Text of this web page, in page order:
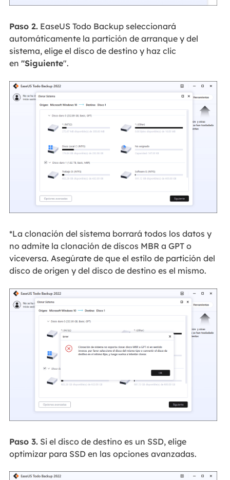
Paso 2.EaseUS Todo Backup seleccionará
automáticamente la partición de arranque y del
sistema, elige el disco de destino y haz clic
en "Siguiente".
*La clonación del sistema borrará todos los datos y
no admite la clonación de discos MBR a GPT o
viceversa. Asegúrate de que el estilo de partición del
disco de origen y del disco de destino es el mismo.
Paso 3.Si el disco de destino es un SSD, elige
optimizar para SSD en las opciones avanzadas.